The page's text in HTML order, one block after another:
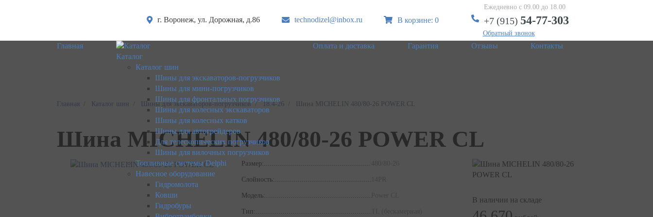
г. Воронеж, ул. Дорожная, д.86 technodizel@inbox.ru В корзине: 0
Ежедневно с 09.00 до 18.00
+7 (915) 54-77-303
Обратный звонок
Главная
Каталог
Каталог шин
Шины для экскаваторов-погрузчиков
Шины для мини-погрузчиков
Шины для фронтальных погрузчиков
Шины для колесных экскаваторов
Шины для колесных катков
Шины для автогрейдеров
Для телескопических погрузчиков
Шины для вилочных погрузчиков
Топливные системы Delphi
Навесное оборудование
Гидромолота
Ковши
Гидробуры
Оплата и доставка Гарантия Отзывы Контакты
Главная Каталог шин Шины для экскаваторов-погрузчиков 18.4-26 Шина MICHELIN 480/80-26 POWER CL
Шина MICHELIN 480/80-26 POWER CL
Размер:
Слойность:
Модель:
Тип:
В наличии на складе